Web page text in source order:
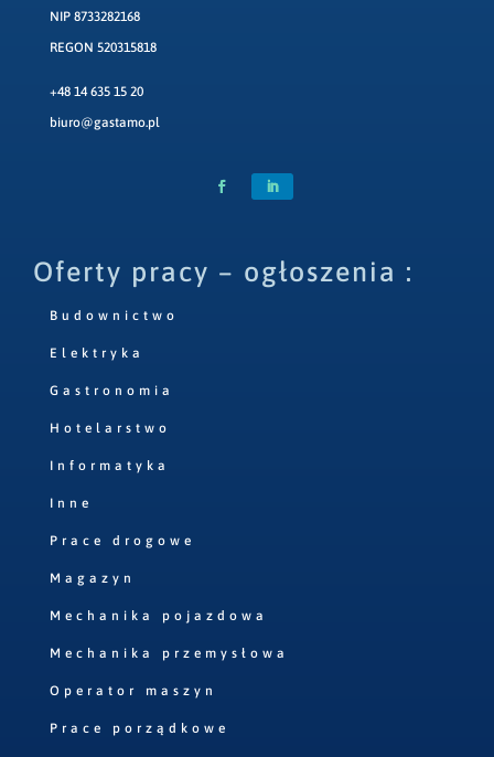
NIP 8733282168
REGON 520315818
+48 14 635 15 20
biuro@gastamo.pl
Oferty pracy – ogłoszenia :
Budownictwo
Elektryka
Gastronomia
Hotelarstwo
Informatyka
Inne
Prace drogowe
Magazyn
Mechanika pojazdowa
Mechanika przemysłowa
Operator maszyn
Prace porządkowe